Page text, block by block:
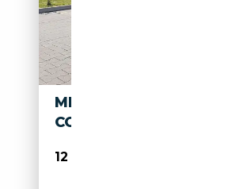
MINI COOPER COUPE 1.6
COOPER S COUPÈ
12 000€